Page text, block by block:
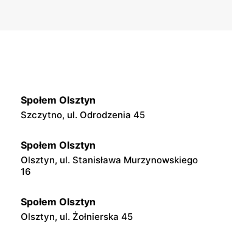
Społem Olsztyn
Szczytno, ul. Odrodzenia 45
Społem Olsztyn
Olsztyn, ul. Stanisława Murzynowskiego
16
Społem Olsztyn
Olsztyn, ul. Żołnierska 45